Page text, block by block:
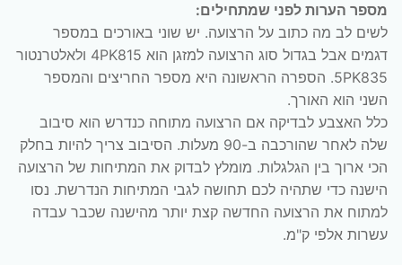
מספר הערות לפני שמתחילים:
לשים לב מה כתוב על הרצועה. יש שוני באורכים במספר
דגמים אבל בגדול סוג הרצועה למזגן הוא 4PK815 ולאלטרנטור
5PK835. הספרה הראשונה היא מספר החריצים והמספר
השני הוא האורך.
כלל האצבע לבדיקה אם הרצועה מתוחה כנדרש הוא סיבוב
שלה לאחר שהורכבה ב-90 מעלות. הסיבוב צריך להיות בחלק
הכי ארוך בין הגלגלות. מומלץ לבדוק את המתיחות של הרצועה
הישנה כדי שתהיה לכם תחושה לגבי המתיחות הנדרשת. נסו
למתוח את הרצועה החדשה קצת יותר מהישנה שכבר עבדה
עשרות אלפי ק"מ.